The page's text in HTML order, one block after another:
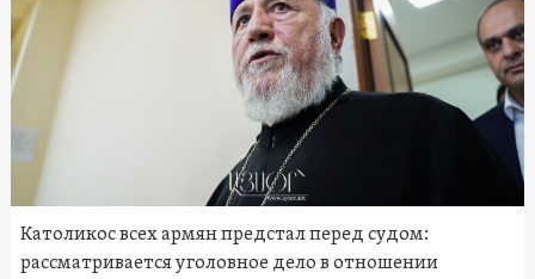
Католикос всех армян предстал перед судом:
рассматривается уголовное дело в отношении